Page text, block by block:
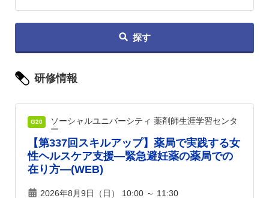
探す
研修情報
G20
ソーシャルユニバーシティ 薬剤師生涯学習センタ
ー
【第337回スキルアップ】薬局で実践する女
性ヘルスケア支援―緊急避妊薬の薬局での
在り方―(WEB)
2026年8月9日（日） 10:00 ～ 11:30